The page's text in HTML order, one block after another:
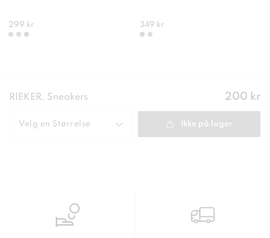
299 kr 349 kr
RIEKER, Sneakers Pris:
200 kr
Velg en Størrelse Ikke på lager